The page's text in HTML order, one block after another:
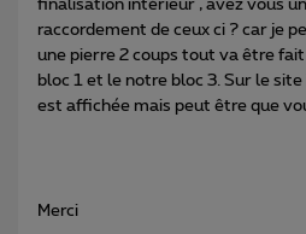
finalisation intérieur , avez vous
raccordement de ceux ci ? car je
une pierre 2 coups tout va être
bloc 1 et le notre bloc 3. Sur le
est affichée mais peut être que
Merci